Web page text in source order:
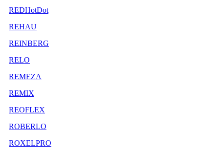
REDHotDot
REHAU
REINBERG
RELO
REMEZA
REMIX
REOFLEX
ROBERLO
ROXELPRO